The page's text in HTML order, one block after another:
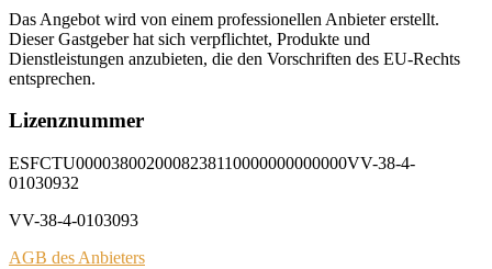
Das Angebot wird von einem professionellen Anbieter erstellt.
Dieser Gastgeber hat sich verpflichtet, Produkte und
Dienstleistungen anzubieten, die den Vorschriften des EU-Rechts
entsprechen.
Lizenznummer
ESFCTU0000380020008238110000000000000VV-38-4-
01030932
VV-38-4-0103093
AGB des Anbieters